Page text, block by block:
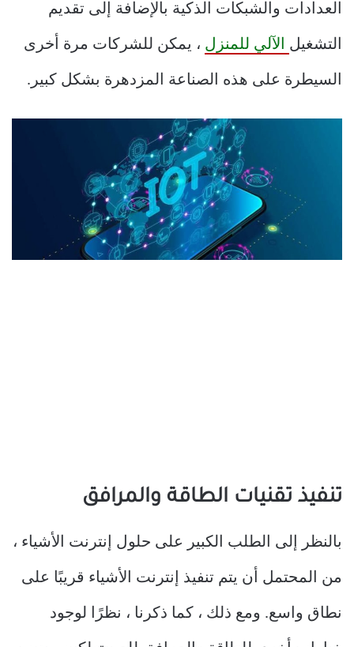
العدادات والشبكات الذكية بالإضافة إلى تقديم
التشغيل الآلي للمنزل ، يمكن للشركات مرة أخرى
السيطرة على هذه الصناعة المزدهرة بشكل كبير.
تنفيذ تقنيات الطاقة والمرافق
بالنظر إلى الطلب الكبير على حلول إنترنت الأشياء ،
من المحتمل أن يتم تنفيذ إنترنت الأشياء قريبًا على
نطاق واسع. ومع ذلك ، كما ذكرنا ، نظرًا لوجود